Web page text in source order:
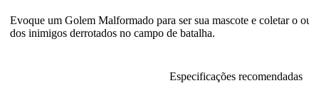
Evoque um Golem Malformado para ser sua mascote e coletar o
dos inimigos derrotados no campo de batalha.
Especificações recomendadas